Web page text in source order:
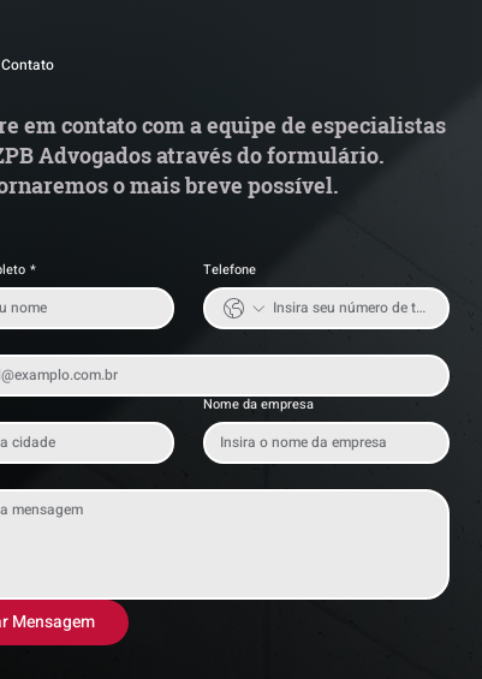
e os
no
Contato
em contato com a equipe de especialistas
Advogados através do formulário.
o mais breve possível.
* Telefone
Nome da empresa
Mensagem